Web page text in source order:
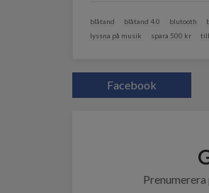
blåtand blåtand 4.0 blutooth
lyssna på musik
spara 500 kr
Facebook